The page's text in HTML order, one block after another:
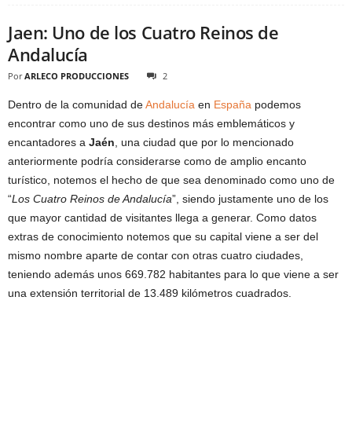
Jaen: Uno de los Cuatro Reinos de
Andalucía
Por ARLECO PRODUCCIONES 2
Dentro de la comunidad deAndalucía en España podemos
encontrar como uno de sus destinos más emblemáticos y
encantadores a Jaén , una ciudad que por lo mencionado
anteriormente podría considerarse como de amplio encanto
turístico, notemos el hecho de que sea denominado como uno de
“Los Cuatro Reinos de Andalucía”, siendo justamente uno de los
que mayor cantidad de visitantes llega a generar. Como datos
extras de conocimiento notemos que su capital viene a ser del
mismo nombre aparte de contar con otras cuatro ciudades,
teniendo además unos 669.782 habitantes para lo que viene a ser
una extensión territorial de 13.489 kilómetros cuadrados.